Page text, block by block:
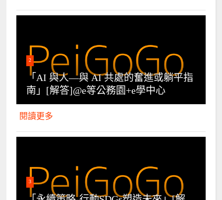
2
「AI 與人—與 AI 共處的奮進或躺平指
南」[解答]@e等公務園+e學中心
閱讀更多
3